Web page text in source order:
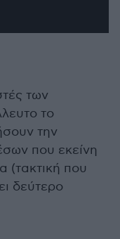
των
το
την
που εκείνη
(τακτική που
δεύτερο